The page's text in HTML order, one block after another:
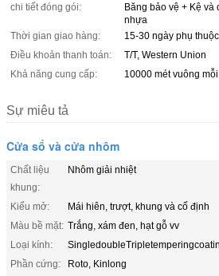
chi tiết đóng gói:
Băng bảo vệ + Kệ
nhựa
Thời gian giao hàng:
15-30 ngày phụ
Điều khoản thanh toán:
T/T, Western Union
Khả năng cung cấp:
10000 mét vuông
Sự miêu tả
Cửa sổ và cửa nhôm
Chất liệu
khung:
Nhôm giải nhiệt
Kiểu mở:
Mái hiên, trượt, khung và cố định
Màu bề mặt: Trắng, xám đen, hạt gỗ vv
Loại kính:
Phần cứng:
Roto, Kinlong